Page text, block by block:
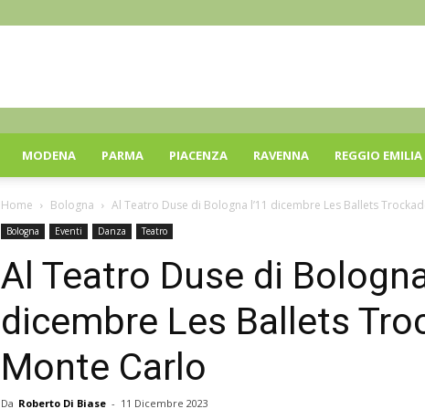
MODENA PARMA PIACENZA RAVENNA REGGIO EMILIA
Home Bologna Al Teatro Duse di Bologna l’11 dicembre Les Ballets
Bologna Eventi Danza Teatro
Al Teatro Duse di Bologna
dicembre Les Ballets
Monte Carlo
Da Roberto Di Biase - 11 Dicembre 2023